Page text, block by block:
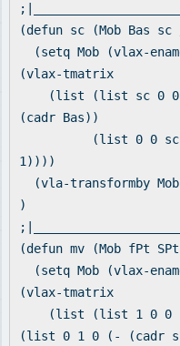
(defun sc (Mob Bas sc
(setq Mob (vlax-
(vlax-tmatrix
(list (list sc 0 0
(cadr Bas))
(list 0 0 sc
1))))
(vla-transformby Mob
)
(defun mv (Mob fPt
(setq Mob (vlax-
(vlax-tmatrix
(list (list 1 0 0 (-
(list 0 1 0 (- (cadr